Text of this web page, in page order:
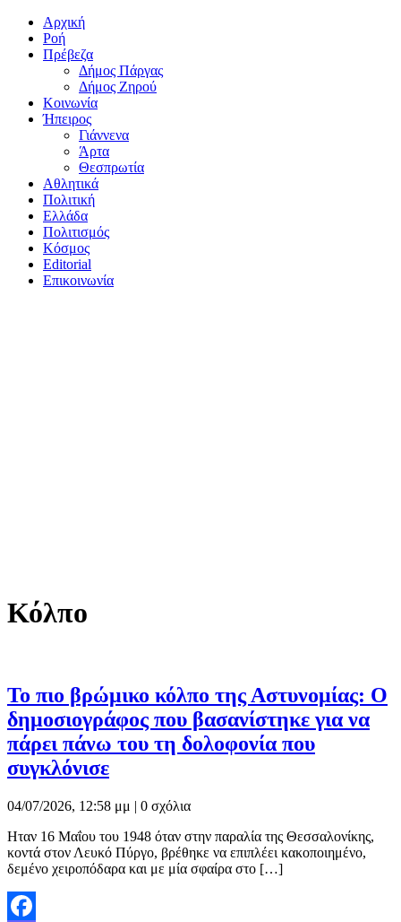
Αρχική
Ροή
Πρέβεζα
Δήμος Πάργας
Δήμος Ζηρού
Κοινωνία
Ήπειρος
Γιάννενα
Άρτα
Θεσπρωτία
Αθλητικά
Πολιτική
Ελλάδα
Πολιτισμός
Κόσμος
Editorial
Επικοινωνία
Κόλπο
Το πιο βρώμικο κόλπο της Αστυνομίας: Ο
δημοσιογράφος που βασανίστηκε για να
πάρει πάνω του τη δολοφονία που
συγκλόνισε
04/07/2026, 12:58 μμ | 0 σχόλια
Ηταν 16 Μαΐου του 1948 όταν στην παραλία της Θεσσαλονίκης,
κοντά στον Λευκό Πύργο, βρέθηκε να επιπλέει κακοποιημένο,
δεμένο χειροπόδαρα και με μία σφαίρα στο […]